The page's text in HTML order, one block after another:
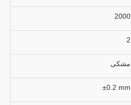
2000
2
مشکی
±0.2 mm